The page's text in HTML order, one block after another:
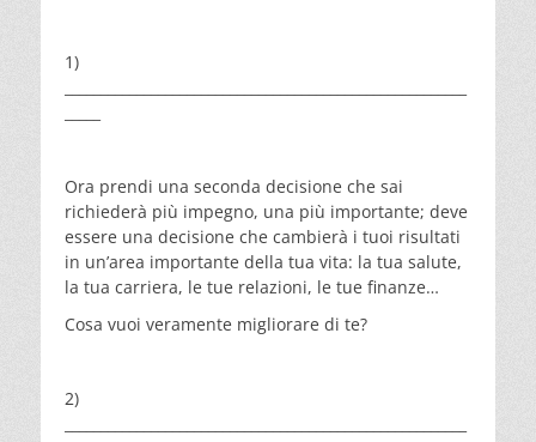
1)
Ora prendi una seconda decisione che sai
richiederà più impegno, una più importante; deve
essere una decisione che cambierà i tuoi risultati
in un’area importante della tua vita: la tua salute,
la tua carriera, le tue relazioni, le tue finanze…
Cosa vuoi veramente migliorare di te?
2)